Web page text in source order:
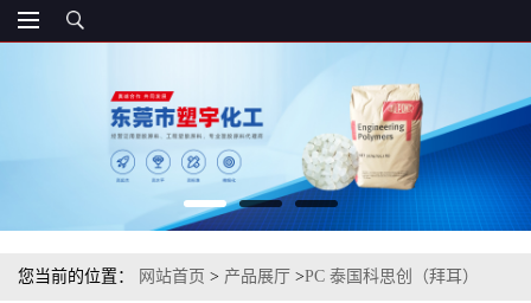
您当前的位置： 网站首页 > 产品展厅 >PC 泰国科思创（拜耳）